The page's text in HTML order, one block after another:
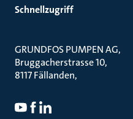
Schnellzugriff
GRUNDFOS PUMPEN AG
Bruggacherstrasse 10
8117 Fällanden